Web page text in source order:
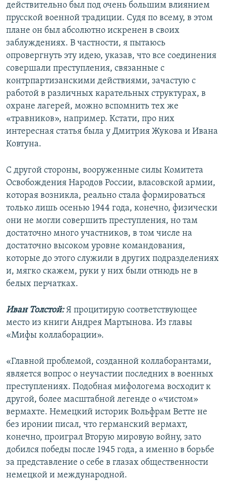
действительно был под очень большим влиянием
прусской военной традиции. Судя по всему, в этом
плане он был абсолютно искренен в своих
заблуждениях. В частности, я пытаюсь
опровергнуть эту идею, указав, что все соединения
совершали преступления, связанные с
контрпартизанскими действиями, зачастую с
работой в различных карательных структурах, в
охране лагерей, можно вспомнить тех же
«травников», например. Кстати, про них
интересная статья была у Дмитрия Жукова и Ивана
Ковтуна.
С другой стороны, вооруженные силы Комитета
Освобождения Народов России, власовской армии,
которая возникла, реально стала формироваться
только лишь осенью 1944 года, конечно, физически
они не могли совершить преступления, но там
достаточно много участников, в том числе на
достаточно высоком уровне командования,
которые до этого служили в других подразделениях
и, мягко скажем, руки у них были отнюдь не в
белых перчатках.
Иван Толстой:Я процитирую соответствующее
место из книги Андрея Мартынова. Из главы
«Мифы коллаборации».
«Главной проблемой, созданной коллаборантами,
является вопрос о неучастии последних в военных
преступлениях. Подобная мифологема восходит к
другой, более масштабной легенде о «чистом»
вермахте. Немецкий историк Вольфрам Ветте не
без иронии писал, что германский вермахт,
конечно, проиграл Вторую мировую войну, зато
добился победы после 1945 года, а именно в борьбе
за представление о себе в глазах общественности
немецкой и международной.